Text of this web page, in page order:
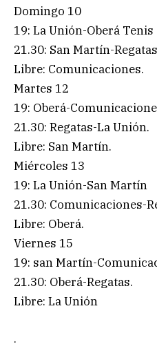
Domingo 10
19: La Unión-Oberá Tenis
21.30: San Martín-
Libre: Comunicaciones.
Martes 12
19: Oberá-
21.30: Regatas-La Unión.
Libre: San Martín.
Miércoles 13
19: La Unión-San Martín
21.30: Comunicaciones-
Libre: Oberá.
Viernes 15
19: san Martín-
21.30: Oberá-Regatas.
Libre: La Unión
.